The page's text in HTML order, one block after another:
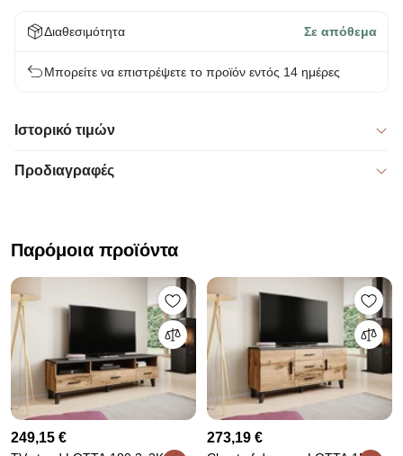
Διαθεσιμότητα Σε απόθεμα
Μπορείτε να επιστρέψετε το προϊόν εντός 14 ημέρες
Ιστορικό τιμών
Προδιαγραφές
Παρόμοια προϊόντα
249,15 € 273,19 €